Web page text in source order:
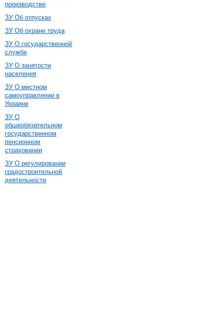
производстве
ЗУ Об отпусках
ЗУ Об охране труда
ЗУ О государственной
службе
ЗУ О занятости
населения
ЗУ О местном
самоуправлении в
Украине
ЗУ О
общеобязательном
государственном
пенсионном
страховании
ЗУ О регулировании
градостроительной
деятельности